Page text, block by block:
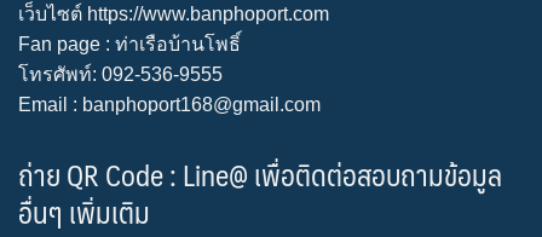
เว็บไซต์ https://www.banphoport.com
Fan page : ท่าเรือบ้านโพธิ์
โทรศัพท์: 092-536-9555
Email : banphoport168@gmail.com
ถ่าย QR Code : Line@ เพื่อติดต่อสอบถามข้อมูล
อื่นๆ เพิ่มเติม